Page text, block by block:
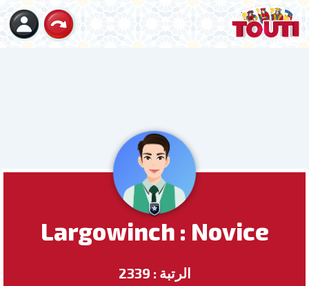
Largowinch : Novice
الرتبة : 2339